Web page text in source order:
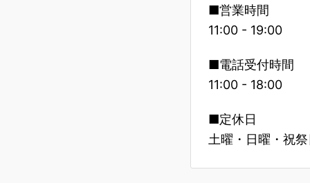
■営業時間
11:00 - 19:00
■電話受付時間
11:00 - 18:00
■定休日
土曜・日曜・祝